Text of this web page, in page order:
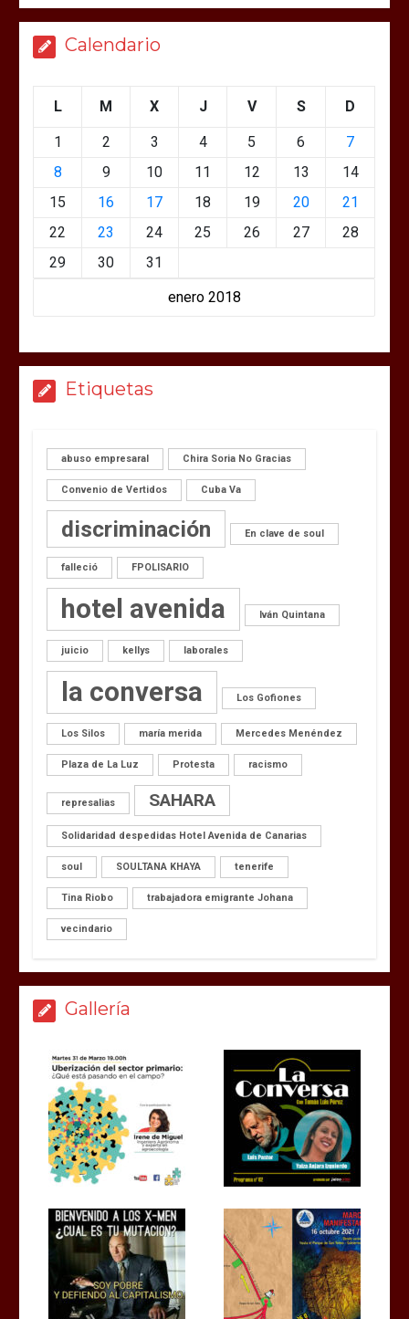
Calendario
enero 2018
L M X J V S D
1 2 3 4 5 6
7
8
9 10 11 12 13
14
15
16 17 18 19 20
21
22
23 24 25 26 27
28
29
30 31
Etiquetas
abuso empresaral Chira Soria No Gracias
Convenio de Vertidos Cuba Va
discriminación En clave de soul
falleció FPOLISARIO
hotel avenida Iván Quintana
juicio kellys laborales
la conversa Los Gofiones
Los Silos maría merida Mercedes Menéndez
Plaza de La Luz Protesta racismo
represalias SAHARA
Solidaridad despedidas Hotel Avenida de Canarias
soul SOULTANA KHAYA tenerife
Tina Riobo trabajadora emigrante Johana
vecindario
Gallería